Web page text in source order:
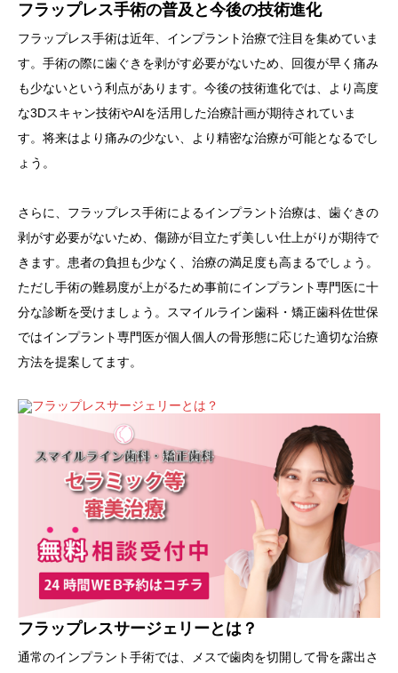
フラップレス手術の普及と今後の技術進化
フラップレス手術は近年、インプラント治療で注目を集めていま
す。手術の際に歯ぐきを剥がす必要がないため、回復が早く痛み
も少ないという利点があります。今後の技術進化では、より高度
な3Dスキャン技術やAIを活用した治療計画が期待されていま
す。将来はより痛みの少ない、より精密な治療が可能となるでし
ょう。
さらに、フラップレス手術によるインプラント治療は、歯ぐきの
剥がす必要がないため、傷跡が目立たず美しい仕上がりが期待で
きます。患者の負担も少なく、治療の満足度も高まるでしょう。
ただし手術の難易度が上がるため事前にインプラント専門医に十
分な診断を受けましょう。スマイルライン歯科・矯正歯科佐世保
ではインプラント専門医が個人個人の骨形態に応じた適切な治療
方法を提案してます。
フラップレスサージェリーとは？
通常のインプラント手術では、メスで歯肉を切開して骨を露出さ